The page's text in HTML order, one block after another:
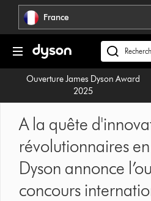
Sauter
pages
France
Rechercher
des
produits
Ouverture James Dyson Award
2025
A la quête
révolutionnaires
Dyson annonce
concours